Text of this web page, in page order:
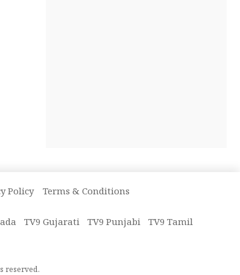
Policy Terms & Conditions
TV9 Gujarati TV9 Punjabi TV9 Tamil
reserved.